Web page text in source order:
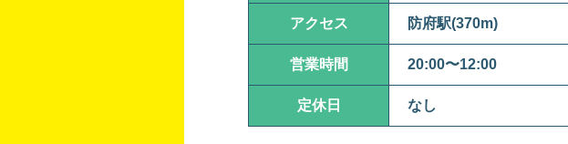
アクセス 防府駅(370m)
営業時間 20:00〜12:00
定休日 なし